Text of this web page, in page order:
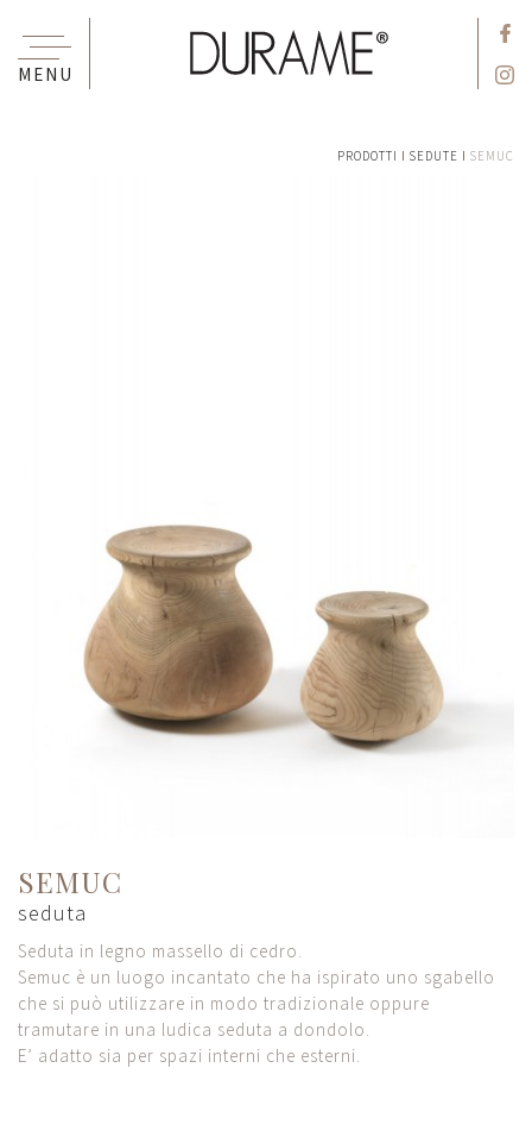
MENU
PRODOTTI SEDUTE SEMUC
SEMUC
seduta
Seduta in legno massello di cedro.
Semuc è un luogo incantato che ha ispirato uno sgabello
che si può utilizzare in modo tradizionale oppure
tramutare in una ludica seduta a dondolo.
E’ adatto sia per spazi interni che esterni.